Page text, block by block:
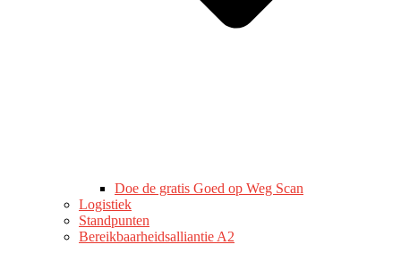
Doe de gratis Goed op Weg Scan
Logistiek
Standpunten
Bereikbaarheidsalliantie A2